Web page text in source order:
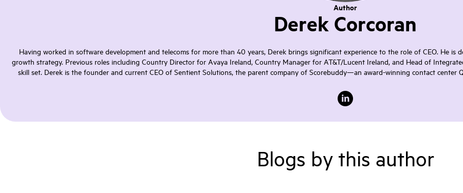
Author
Derek Corcoran
Having worked in software development and telecoms for more than 40 years, Derek brings significant experience to the role of CEO. He
growth strategy. Previous roles including Country Director for Avaya Ireland, Country Manager for AT&T/Lucent Ireland, and Head of
skill set. Derek is the founder and current CEO of Sentient Solutions, the parent company of Scorebuddy—an award-winning contact
Blogs by this author